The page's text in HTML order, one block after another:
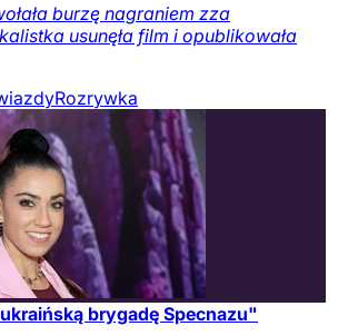
burzę nagraniem zza
usunęła film i opublikowała
Rozrywka
brygadę Specnazu"